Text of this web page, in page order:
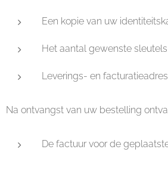
Een kopie van uw
Het aantal gewenste sleutels
Leverings- en facturatieadres
Na ontvangst van uw bestelling
De factuur voor de